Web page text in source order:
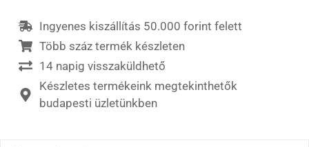
Ingyenes kiszállítás 50.000 forint felett
Több száz termék készleten
14 napig visszaküldhető
Készletes termékeink megtekinthetők
budapesti üzletünkben